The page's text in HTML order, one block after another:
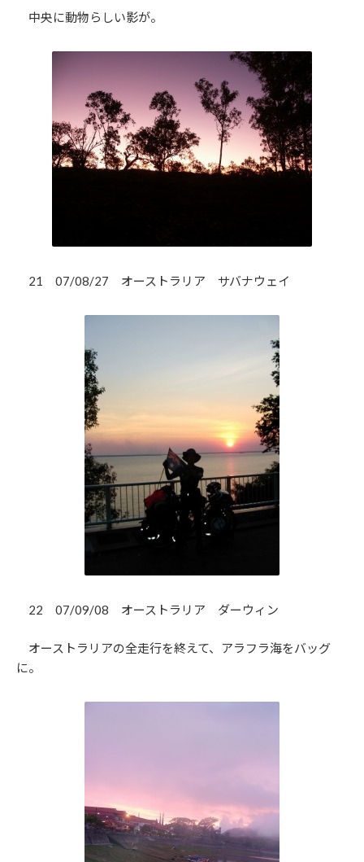
中央に動物らしい影が。
21 07/08/27 オーストラリア サバナウェイ
22 07/09/08 オーストラリア ダーウィン
オーストラリアの全走行を終えて、アラフラ海をバッグ
に。